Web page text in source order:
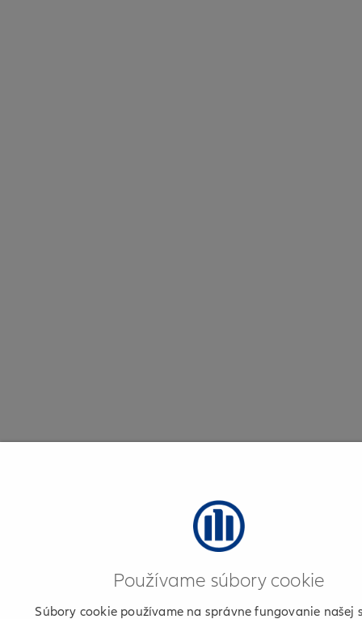
Používame súbory cookie
Súbory cookie používame na správne fungovanie našej